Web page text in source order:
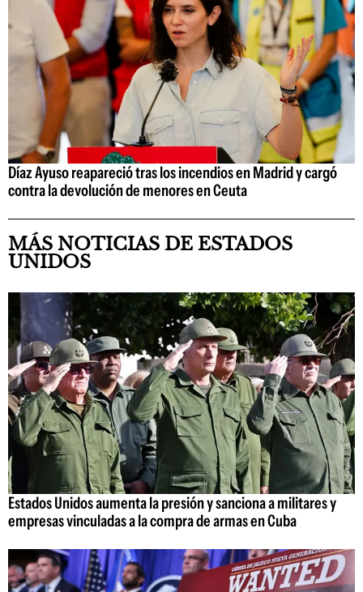
Díaz Ayuso reapareció tras los incendios en Madrid y cargó
contra la devolución de menores en Ceuta
MÁS NOTICIAS DE ESTADOS
UNIDOS
Estados Unidos aumenta la presión y sanciona a militares y
empresas vinculadas a la compra de armas en Cuba